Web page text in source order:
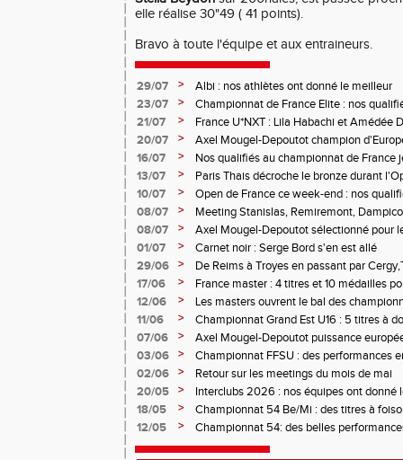
elle réalise 30"49 ( 41 points).
Bravo à toute l'équipe et aux entraineurs.
29/07 >
Albi : nos athlètes ont donné le meilleur
23/07
>
Championnat de France Elite : nos
21/07
>
France U*NXT : Lila Habachi et Amédée
belles médailles
20/07 >
Axel Mougel-Depoutot champion
16/07
>
Nos qualifiés au championnat de France
13/07
>
Paris Thais décroche le bronze durant
10/07
>
Open de France ce week-end : nos
08/07
>
Meeting Stanislas, Remiremont,
08/07
>
Axel Mougel-Depoutot sélectionné pour
U18
01/07 >
Carnet noir : Serge Bord s'en est allé
29/06
>
De Reims à Troyes en passant par
performances étaient au rendez-vous
17/06 >
France master : 4 titres et 10 médailles
12/06
>
Les masters ouvrent le bal des
11/06
>
Championnat Grand Est U16 : 5 titres à
07/06
>
Axel Mougel-Depoutot puissance
03/06
>
Championnat FFSU : des performances
02/06
>
Retour sur les meetings du mois de mai
20/05
>
Interclubs 2026 : nos équipes ont donné
18/05
>
Championnat 54 Be/Mi : des titres à
12/05
> Championnat 54: des belles